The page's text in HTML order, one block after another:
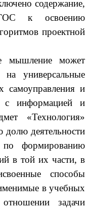
содержание,
к освоению
проектной
мышление может
универсальные
самоуправления и
с информацией и
«Технология»
долю деятельности
по формированию
в той их части, в
способы
в учебных
задачи